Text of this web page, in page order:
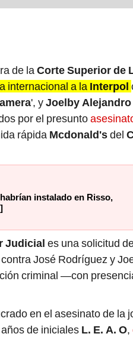
de laCorte Superior de
internacional a la Interpol
', yJoelby
por el presunto
rápida Mcdonald'sdel
instalado en Risso,
Judicial es una solicitud
José Rodríguez y
criminal —con
en el asesinato de la
de iniciales L. E. A. O,